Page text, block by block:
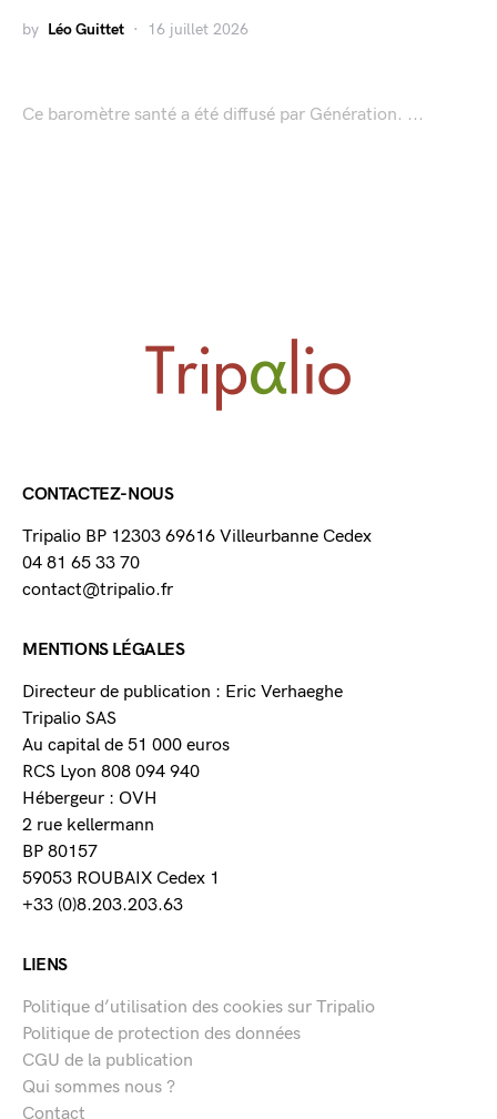
by Léo Guittet 16 juillet 2026
Ce baromètre santé a été diffusé par Génération. ...
CONTACTEZ-NOUS
Tripalio BP 12303 69616 Villeurbanne Cedex
04 81 65 33 70
contact@tripalio.fr
MENTIONS LÉGALES
Directeur de publication : Eric Verhaeghe
Tripalio SAS
Au capital de 51 000 euros
RCS Lyon 808 094 940
Hébergeur : OVH
2 rue kellermann
BP 80157
59053 ROUBAIX Cedex 1
+33 (0)8.203.203.63
LIENS
Politique d’utilisation des cookies sur Tripalio
Politique de protection des données
CGU de la publication
Qui sommes nous ?
Contact